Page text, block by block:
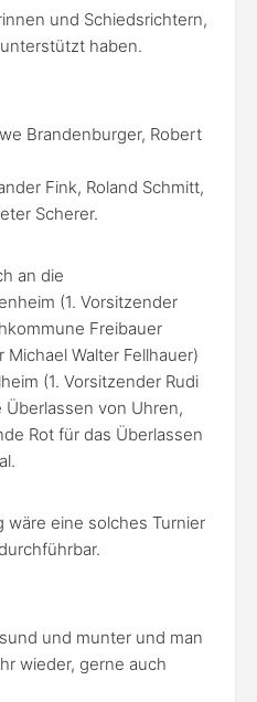
und Schiedsrichtern,
haben.
Brandenburger, Robert
Fink, Roland Schmitt,
Scherer.
an die
(1. Vorsitzender
Freibauer
Walter Fellhauer)
(1. Vorsitzender Rudi
von Uhren,
Rot für das Überlassen
eine solches Turnier
und munter und man
wieder, gerne auch